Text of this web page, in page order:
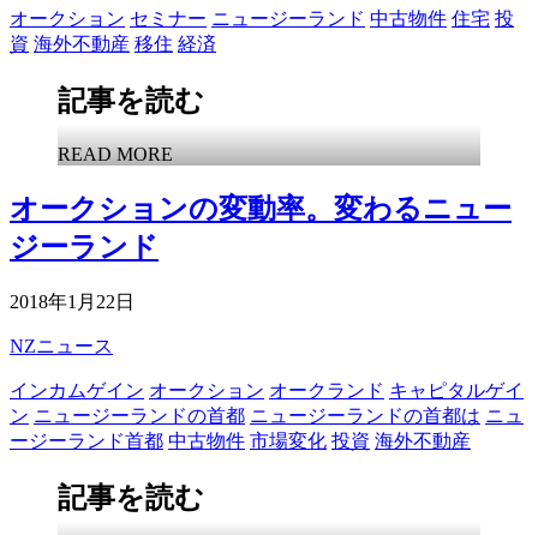
オークション セミナー ニュージーランド 中古物件 住宅 投
資 海外不動産 移住 経済
記事を読む
READ MORE
オークションの変動率。変わるニュー
ジーランド
2018年1月22日
NZニュース
インカムゲイン オークション オークランド キャピタルゲイ
ン ニュージーランドの首都 ニュージーランドの首都は ニュ
ージーランド首都 中古物件 市場変化 投資 海外不動産
記事を読む